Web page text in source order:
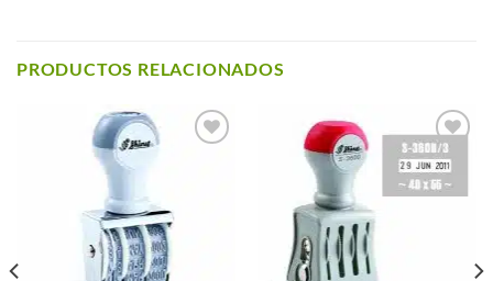
PRODUCTOS RELACIONADOS
Añadir a
Favoritos